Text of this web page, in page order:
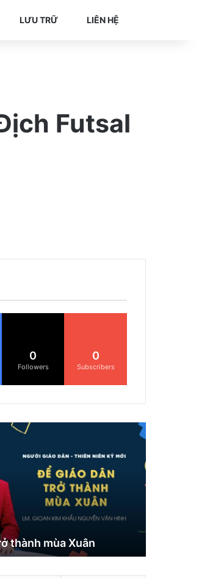
LƯU TRỮ LIÊN HỆ
Futsal
0
Followers
0
Subscribers
thành mùa Xuân